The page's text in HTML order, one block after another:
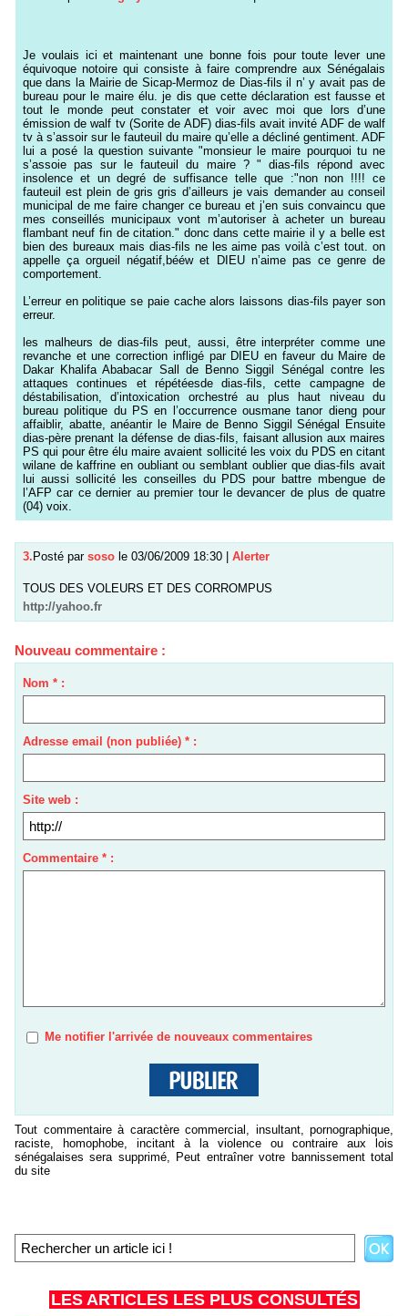
Je voulais ici et maintenant une bonne fois pour toute lever une
équivoque notoire qui consiste à faire comprendre aux Sénégalais
que dans la Mairie de Sicap-Mermoz de Dias-fils il n’ y avait pas de
bureau pour le maire élu. je dis que cette déclaration est fausse et
tout le monde peut constater et voir avec moi que lors d’une
émission de walf tv (Sorite de ADF) dias-fils avait invité ADF de walf
tv à s’assoir sur le fauteuil du maire qu’elle a décliné gentiment. ADF
lui a posé la question suivante "monsieur le maire pourquoi tu ne
s’assoie pas sur le fauteuil du maire ? " dias-fils répond avec
insolence et un degré de suffisance telle que :"non non !!!! ce
fauteuil est plein de gris gris d’ailleurs je vais demander au conseil
municipal de me faire changer ce bureau et j’en suis convaincu que
mes conseillés municipaux vont m’autoriser à acheter un bureau
flambant neuf fin de citation." donc dans cette mairie il y a belle est
bien des bureaux mais dias-fils ne les aime pas voilà c’est tout. on
appelle ça orgueil négatif,bééw et DIEU n’aime pas ce genre de
comportement.
L’erreur en politique se paie cache alors laissons dias-fils payer son
erreur.
les malheurs de dias-fils peut, aussi, être interpréter comme une
revanche et une correction infligé par DIEU en faveur du Maire de
Dakar Khalifa Ababacar Sall de Benno Siggil Sénégal contre les
attaques continues et répétéesde dias-fils, cette campagne de
déstabilisation, d’intoxication orchestré au plus haut niveau du
bureau politique du PS en l’occurrence ousmane tanor dieng pour
affaiblir, abatte, anéantir le Maire de Benno Siggil Sénégal Ensuite
dias-père prenant la défense de dias-fils, faisant allusion aux maires
PS qui pour être élu maire avaient sollicité les voix du PDS en citant
wilane de kaffrine en oubliant ou semblant oublier que dias-fils avait
lui aussi sollicité les conseilles du PDS pour battre mbengue de
l’AFP car ce dernier au premier tour le devancer de plus de quatre
(04) voix.
3. Posté par soso le 03/06/2009 18:30 Alerter
TOUS DES VOLEURS ET DES CORROMPUS
http://yahoo.fr
Nouveau commentaire :
Nom * :
Adresse email (non publiée) * :
Site web :
Commentaire * :
Me notifier l'arrivée de nouveaux commentaires
Tout commentaire à caractère commercial, insultant, pornographique,
raciste, homophobe, incitant à la violence ou contraire aux lois
sénégalaises sera supprimé, Peut entraîner votre bannissement total
du site
LES ARTICLES LES PLUS CONSULTÉS